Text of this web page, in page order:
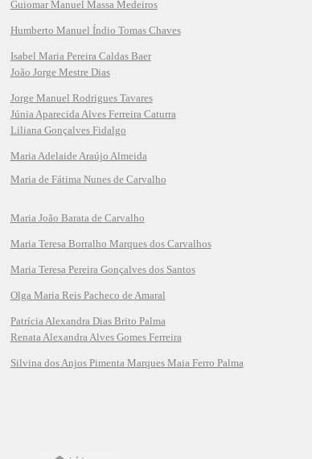
Guiomar Manuel Massa Medeiros
Humberto Manuel Índio Tomas Chaves
Isabel Maria Pereira Caldas Baer
João Jorge Mestre Dias
Jorge Manuel Rodrigues Tavares
Júnia Aparecida Alves Ferreira Caturra
Liliana Gonçalves Fidalgo
Maria Adelaide Araújo Almeida
Maria de Fátima Nunes de Carvalho
Maria João Barata de Carvalho
Maria Teresa Borralho Marques dos Carvalhos
Maria Teresa Pereira Gonçalves dos Santos
Olga Maria Reis Pacheco de Amaral
Patrícia Alexandra Dias Brito Palma
Renata Alexandra Alves Gomes Ferreira
Silvina dos Anjos Pimenta Marques Maia Ferro Palma